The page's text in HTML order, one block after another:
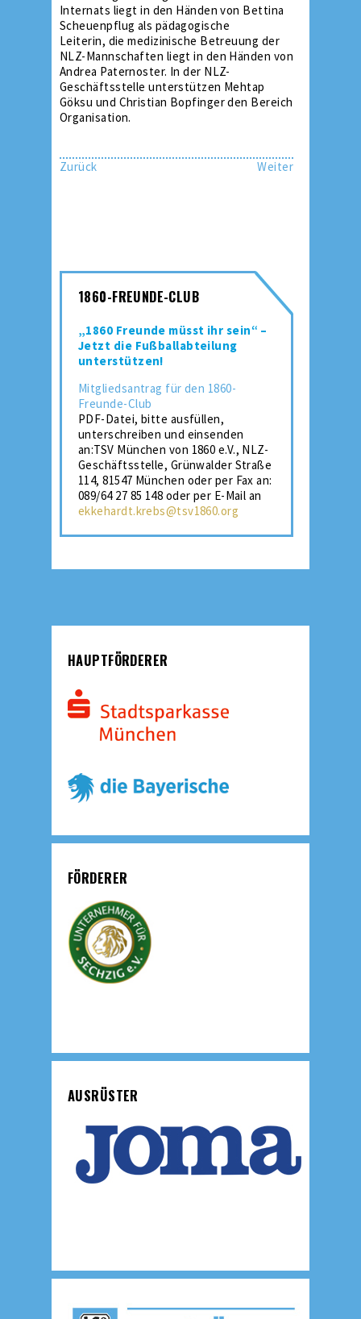
Internats liegt in den Händen von Bettina
Scheuenpflug als pädagogische
Leiterin, die medizinische Betreuung der
NLZ-Mannschaften liegt in den Händen von
Andrea Paternoster. In der NLZ-
Geschäftsstelle unterstützen Mehtap
Göksu und Christian Bopfinger den Bereich
Organisation.
Zurück Weiter
1860-FREUNDE-CLUB
„1860 Freunde müsst ihr sein“ –
Jetzt die Fußballabteilung
unterstützen!
Mitgliedsantrag für den 1860-
Freunde-Club
PDF-Datei, bitte ausfüllen,
unterschreiben und einsenden
an:TSV München von 1860 e.V., NLZ-
Geschäftsstelle, Grünwalder Straße
114, 81547 München oder per Fax an:
089/64 27 85 148 oder per E-Mail an
ekkehardt.krebs@tsv1860.org
HAUPTFÖRDERER
FÖRDERER
AUSRÜSTER